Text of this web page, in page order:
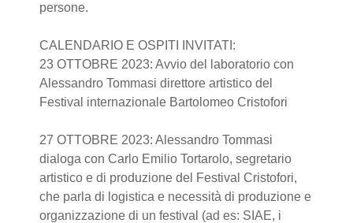
persone.
CALENDARIO E OSPITI INVITATI:
23 OTTOBRE 2023: Avvio del laboratorio con
Alessandro Tommasi direttore artistico del
Festival internazionale Bartolomeo Cristofori
27 OTTOBRE 2023: Alessandro Tommasi
dialoga con Carlo Emilio Tortarolo, segretario
artistico e di produzione del Festival Cristofori,
che parla di logistica e necessità di produzione e
organizzazione di un festival (ad es: SIAE, i